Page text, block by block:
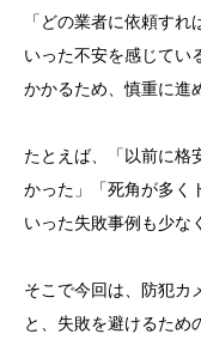
「どの業者に依頼す
いった不安を感じてい
かかるため、慎重に進
たとえば、「以前に格
かった」「死角が多く
いった失敗事例も少な
そこで今回は、防犯カ
と、失敗を避けるため